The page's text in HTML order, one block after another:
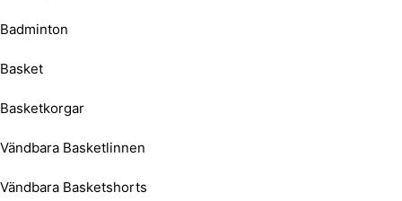
Badminton
Basket
Basketkorgar
Vändbara Basketlinnen
Vändbara Basketshorts